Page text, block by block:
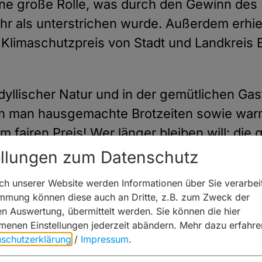
große Rolle, was durch den Gewinn des
als unterstrichen wurde. Außerdem
von Stadt und Landkreis
Natur und in der gemütlichen
man hausgemachte Brotzeiten sowie
fairen Preis! Wer länger bleiben will: die
kleines Biermuseum sowie die digitale
zum Datenschutz
unserer Website werden Informationen über Sie
können diese auch an Dritte, z.B. zum Zweck der
Auswertung, übermittelt werden. Sie können die hier
Einstellungen jederzeit abändern. Mehr dazu
/ Impressum.